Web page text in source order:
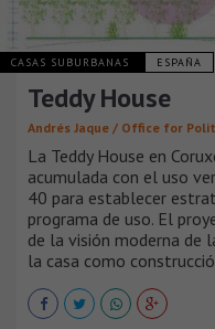
CASAS SUBURBANAS ESPAÑA
Teddy House
Andrés Jaque / Office for
La Teddy House en
acumulada con el uso
40 para establecer
programa de uso. El
de la visión moderna de
la casa como